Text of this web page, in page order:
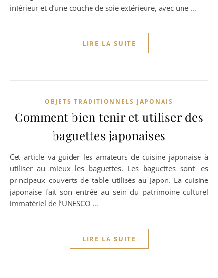
intérieur et d’une couche de soie extérieure, avec une …
LIRE LA SUITE
OBJETS TRADITIONNELS JAPONAIS
Comment bien tenir et utiliser des
baguettes japonaises
Cet article va guider les amateurs de cuisine japonaise à
utiliser au mieux les baguettes. Les baguettes sont les
principaux couverts de table utilisés au Japon. La cuisine
japonaise fait son entrée au sein du patrimoine culturel
immatériel de l’UNESCO …
LIRE LA SUITE